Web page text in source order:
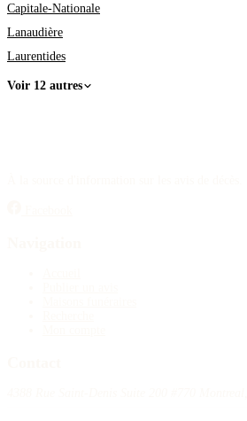
Capitale-Nationale
Lanaudière
Laurentides
Voir 12 autres